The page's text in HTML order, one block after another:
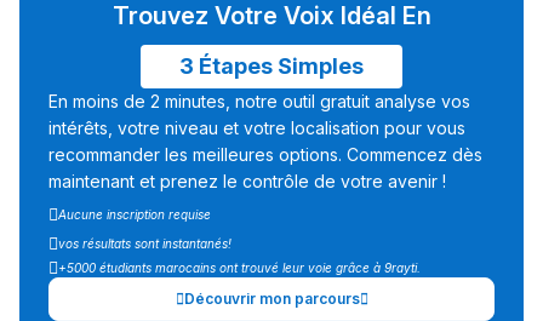
Trouvez Votre Voix Idéal En
3 Étapes Simples
En moins de 2 minutes, notre outil gratuit analyse vos
intérêts, votre niveau et votre localisation pour vous
recommander les meilleures options. Commencez dès
maintenant et prenez le contrôle de votre avenir !
Aucune inscription requise
vos résultats sont instantanés!
+5000 étudiants marocains ont trouvé leur voie grâce à 9rayti.
Découvrir mon parcours